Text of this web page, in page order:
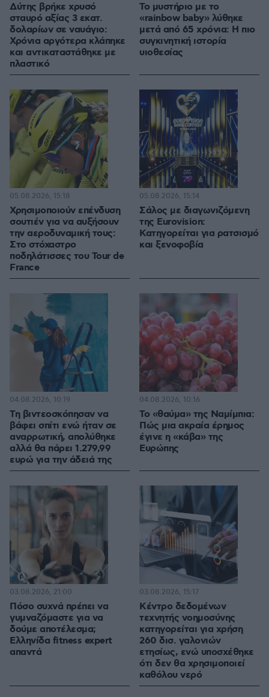
Δύτης βρήκε χρυσό
σταυρό αξίας 3 εκατ.
δολαρίων σε ναυάγιο:
Χρόνια αργότερα κλάπηκε
και αντικαταστάθηκε με
πλαστικό
Το μυστήριο με το
«rainbow baby» λύθηκε
μετά από 65 χρόνια: Η πιο
συγκινητική ιστορία
υιοθεσίας
Χρησιμοποιούν επένδυση
σουτιέν για να αυξήσουν
την αεροδυναμική τους:
Στο στόχαστρο
ποδηλάτισσες του Tour de
France
05.08.2026, 15:18
Σάλος με διαγωνιζόμενη
της Eurovision:
Κατηγορείται για ρατσισμό
και ξενοφοβία
05.08.2026, 15:14
Τη βιντεοσκόπησαν να
βάφει σπίτι ενώ ήταν σε
αναρρωτική, απολύθηκε
αλλά θα πάρει 1.279,99
ευρώ για την άδειά της
04.08.2026, 10:19
Το «θαύμα» της Ναμίμπια:
Πώς μια ακραία έρημος
έγινε η «κάβα» της
Ευρώπης
04.08.2026, 10:16
Πόσο συχνά πρέπει να
γυμναζόμαστε για να
δούμε αποτέλεσμα;
Ελληνίδα fitness expert
απαντά
03.08.2026, 21:00
Κέντρο δεδομένων
τεχνητής νοημοσύνης
κατηγορείται για χρήση
260 δισ. γαλονιών
ετησίως, ενώ υποσχέθηκε
ότι δεν θα χρησιμοποιεί
καθόλου νερό
03.08.2026, 15:17